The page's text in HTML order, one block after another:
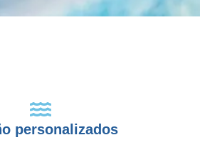
personalizados